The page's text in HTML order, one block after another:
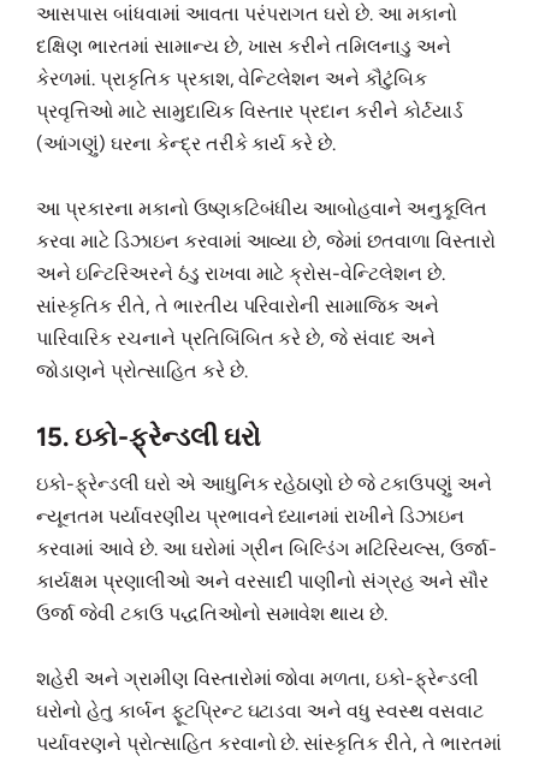
આસપાસ બાંધવામાં આવતા પરંપરાગત ઘરો છે. આ મકાનો
દક્ષિણ ભારતમાં સામાન્ય છે, ખાસ કરીને તમિલનાડુ અને
કેરળમાં. પ્રાકૃતિક પ્રકાશ, વેન્ટિલેશન અને કૌટુંબિક
પ્રવૃત્તિઓ માટે સામુદાયિક વિસ્તાર પ્રદાન કરીને કોર્ટયાર્ડ
(આંગણું) ઘરના કેન્દ્ર તરીકે કાર્ય કરે છે.
આ પ્રકારના મકાનો ઉષ્ણકટિબંધીય આબોહવાને અનુકૂલિત
કરવા માટે ડિઝાઇન કરવામાં આવ્યા છે, જેમાં છતવાળા વિસ્તારો
અને ઇન્ટિરિઅરને ઠંડુ રાખવા માટે ક્રોસ-વેન્ટિલેશન છે.
સાંસ્કૃતિક રીતે, તે ભારતીય પરિવારોની સામાજિક અને
પારિવારિક રચનાને પ્રતિબિંબિત કરે છે, જે સંવાદ અને
જોડાણને પ્રોત્સાહિત કરે છે.
15. ઇકો-ફ્રેન્ડલી ઘરો
ઇકો-ફ્રેન્ડલી ઘરો એ આધુનિક રહેઠાણો છે જે ટકાઉપણું અને
ન્યૂનતમ પર્યાવરણીય પ્રભાવને ધ્યાનમાં રાખીને ડિઝાઇન
કરવામાં આવે છે. આ ઘરોમાં ગ્રીન બિલ્ડિંગ મટિરિયલ્સ, ઉર્જા-
કાર્યક્ષમ પ્રણાલીઓ અને વરસાદી પાણીનો સંગ્રહ અને સૌર
ઉર્જા જેવી ટકાઉ પદ્ધતિઓનો સમાવેશ થાય છે.
શહેરી અને ગ્રામીણ વિસ્તારોમાં જોવા મળતા, ઇકો-ફ્રેન્ડલી
ઘરોનો હેતુ કાર્બન ફૂટપ્રિન્ટ ઘટાડવા અને વધુ સ્વસ્થ વસવાટ
પર્યાવરણને પ્રોત્સાહિત કરવાનો છે. સાંસ્કૃતિક રીતે, તે ભારતમાં